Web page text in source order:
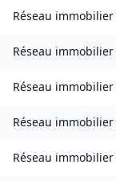
Réseau immobilier
Réseau immobilier
Réseau immobilier
Réseau immobilier
Réseau immobilier